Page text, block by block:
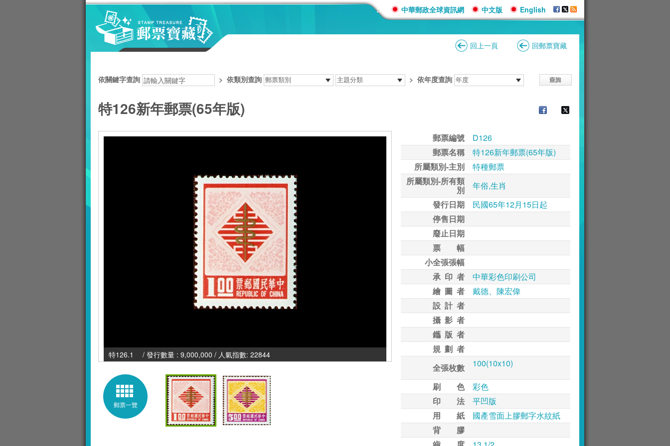
::: 中華郵政全球資訊網 中文版 English
回上一頁 回郵票寶藏
依關鍵字查詢 > 依類別查詢 > 依年度查詢
特126新年郵票(65年版)
特126.1 / 發行數量 : 9,000,000 / 人氣指數: 22844
郵票一覽
郵票編號
D126
郵票名稱
特126新年郵票(65年版)
所屬類別-主別
特種郵票
所屬類別-所有類
別
年俗,生肖
發行日期
民國65年12月15日起
停售日期
廢止日期
票 幅
小全張張幅
承 印 者
中華彩色印刷公司
繪 圖 者
戴德、陳宏偉
設 計 者
攝 影 者
鑴 版 者
規 劃 者
全張枚數
100(10x10)
刷 色
彩色
印 法
平凹版
用 紙
國產雪面上膠郵字水紋紙
背 膠